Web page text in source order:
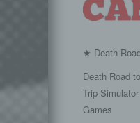
★ Death
Death Road
Trip
Games